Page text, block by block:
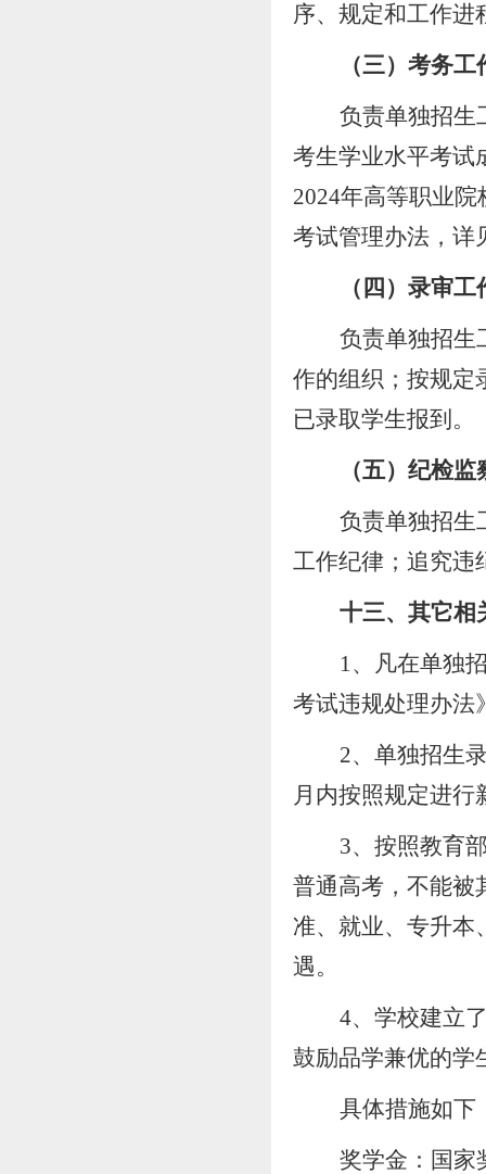
序、规定和工作进
（三）考务工
负责单独招生
考生学业水平考试
2024年高等职业院
考试管理办法，详
（四）录审工
负责单独招生
作的组织 ； 按规定
已录取学生报到 。
（五）纪检监
负责单独招生
工作纪律 ； 追究违
十三、其它相
1、凡在单独
考试违规处理办法
2、 单独招生
月内按照规定进行
3、按照教育
普通高考 ， 不能被
准、就业、专升本
遇。
4、学校建立
鼓励品学兼优的学
具体措施如下
奖学金：国家